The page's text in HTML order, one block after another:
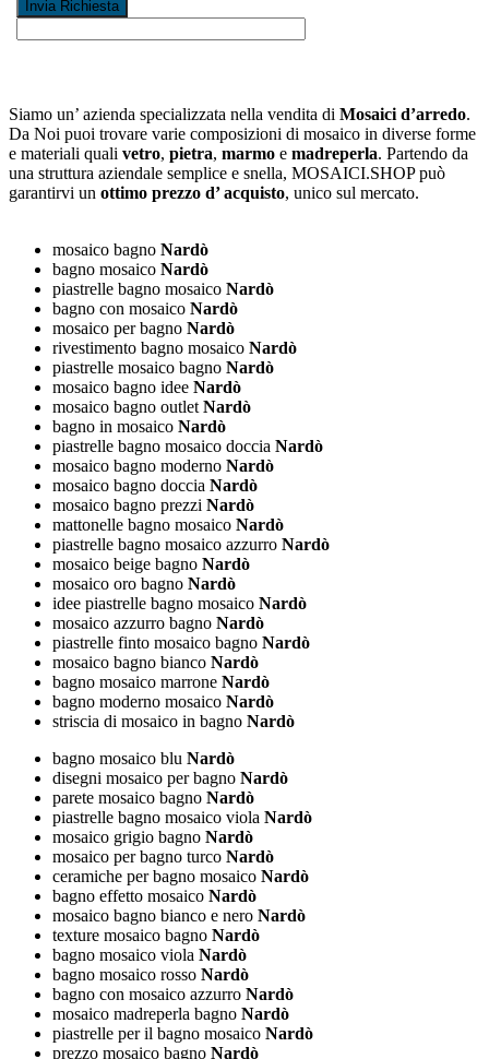
Siamo un’ azienda specializzata nella vendita di Mosaici d’arredo.
Da Noi puoi trovare varie composizioni di mosaico in diverse forme
e materiali quali vetro, pietra, marmo e madreperla. Partendo da
una struttura aziendale semplice e snella, MOSAICI.SHOP può
garantirvi un ottimo prezzo d’ acquisto, unico sul mercato.
mosaico bagno Nardò
bagno mosaico Nardò
piastrelle bagno mosaico Nardò
bagno con mosaico Nardò
mosaico per bagno Nardò
rivestimento bagno mosaico Nardò
piastrelle mosaico bagno Nardò
mosaico bagno idee Nardò
mosaico bagno outletNardò
bagno in mosaico Nardò
piastrelle bagno mosaico doccia Nardò
mosaico bagno moderno Nardò
mosaico bagno doccia Nardò
mosaico bagno prezzi Nardò
mattonelle bagno mosaico Nardò
piastrelle bagno mosaico azzurro Nardò
mosaico beige bagno Nardò
mosaico oro bagno Nardò
idee piastrelle bagno mosaico Nardò
mosaico azzurro bagno Nardò
piastrelle finto mosaico bagno Nardò
mosaico bagno bianco Nardò
bagno mosaico marrone Nardò
bagno moderno mosaico Nardò
striscia di mosaico in bagno Nardò
bagno mosaico blu Nardò
disegni mosaico per bagno Nardò
parete mosaico bagno Nardò
piastrelle bagno mosaico viola Nardò
mosaico grigio bagno Nardò
mosaico per bagno turco Nardò
ceramiche per bagno mosaico Nardò
bagno effetto mosaico Nardò
mosaico bagno bianco e nero Nardò
texture mosaico bagno Nardò
bagno mosaico viola Nardò
bagno mosaico rosso Nardò
bagno con mosaico azzurro Nardò
mosaico madreperla bagno Nardò
piastrelle per il bagno mosaico Nardò
prezzo mosaico bagno Nardò